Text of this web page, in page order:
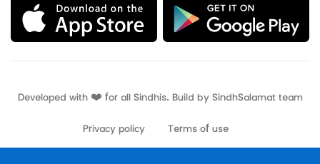
Developed with ❤️ for all Sindhis. Build by
Terms of use